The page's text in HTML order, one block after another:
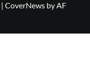
| CoverNews by AF